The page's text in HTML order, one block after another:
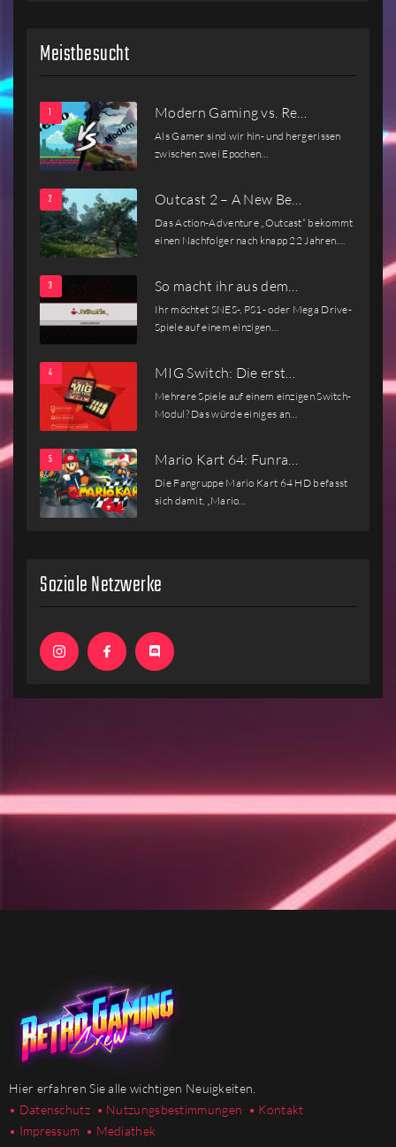
Meistbesucht
Modern Gaming vs. Re…
Als Gamer sind wir hin- und hergerissen
zwischen zwei Epochen…
Outcast 2 – A New Be…
Das Action-Adventure „Outcast“ bekommt
einen Nachfolger nach knapp 22 Jahren.…
So macht ihr aus dem…
Ihr möchtet SNES-, PS1- oder Mega Drive-
Spiele auf einem einzigen…
MIG Switch: Die erst…
Mehrere Spiele auf einem einzigen Switch-
Modul? Das würde einiges an…
Mario Kart 64: Funra…
Die Fangruppe Mario Kart 64 HD befasst
sich damit, „Mario…
Soziale Netzwerke
Hier erfahren Sie alle wichtigen Neuigkeiten.
• Datenschutz • Nutzungsbestimmungen • Kontakt
• Impressum • Mediathek